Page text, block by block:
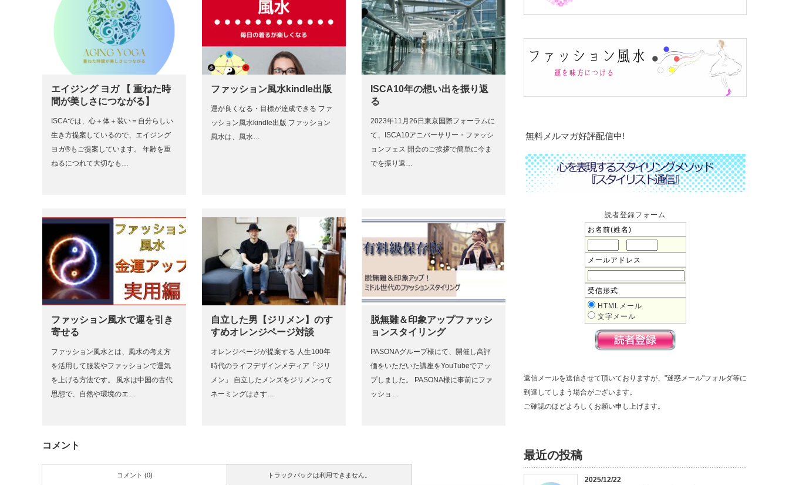
エイジング ヨガ 【 重ねた時
間が美しさにつながる】
ISCAでは、心＋体＋装い＝自分らしい
生き方提案しているので、エイジング
ヨガ®もご提案しています。 年齢を重
ねるにつれて大切なも…
ファッション風水kindle出版
運が良くなる・目標が達成できる ファ
ッション風水kindle出版 ファッション
風水は、風水…
ISCA10年の想い出を振り返
る
2023年11月26日東京国際フォーラムに
て、ISCA10アニバーサリー・ファッシ
ョンフェス 開会のご挨拶で簡単に今ま
でを振り返…
ファッション風水で運を引き
寄せる
ファッション風水とは、風水の考え方
を活用して服装やファッションで運気
を上げる方法です。 風水は中国の古代
思想で、自然や環境のエ…
自立した男【ジリメン】のす
すめオレンジページ対談
オレンジページが提案する 人生100年
時代のライフデザインメディア「ジリ
メン」 自立したメンズをジリメンって
ネーミングはさす…
脱無難＆印象アップファッシ
ョンスタイリング
PASONAグループ様にて、開催し高評
価をいただいた講座をYouTubeでアッ
プしました。 PASONA様に事前にファ
ッショ…
コメント
トラックバックは利用できません。
コメント (0)
無料メルマガ好評配信中!
読者登録フォーム
お名前(姓名)
メールアドレス
受信形式
HTMLメール
文字メール
返信メールを送信させて頂いておりますが、"迷惑メール"フォルダ等に
到達してしまう場合がございます。
ご確認のほどよろしくお願い申し上げます。
最近の投稿
2025/12/22